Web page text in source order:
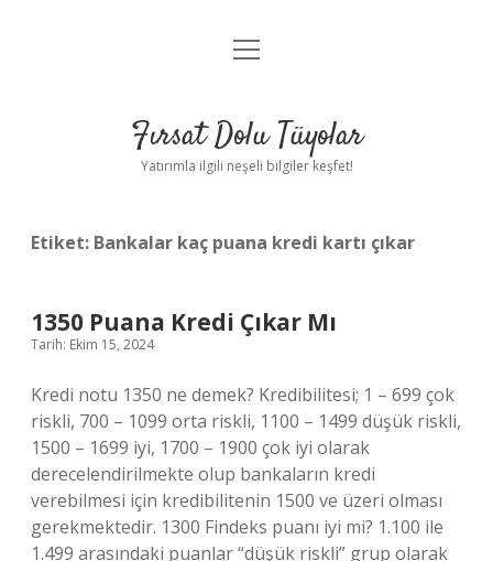
Gizlilik Politikası
Yasal Uyarı
menüyü
Fırsat Dolu Tüyolar
Yatırımla ilgili neşeli bilgiler keşfet!
Etiket: Bankalar kaç puana kredi kartı çıkar
1350 Puana Kredi Çıkar Mı
Tarih: Ekim 15, 2024
Kredi notu 1350 ne demek? Kredibilitesi; 1 – 699 çok
riskli, 700 – 1099 orta riskli, 1100 – 1499 düşük riskli,
1500 – 1699 iyi, 1700 – 1900 çok iyi olarak
derecelendirilmekte olup bankaların kredi
verebilmesi için kredibilitenin 1500 ve üzeri olması
gerekmektedir. 1300 Findeks puanı iyi mi? 1.100 ile
1.499 arasındaki puanlar “düşük riskli” grup olarak